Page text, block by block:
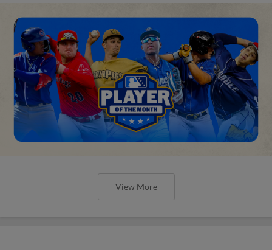
View More